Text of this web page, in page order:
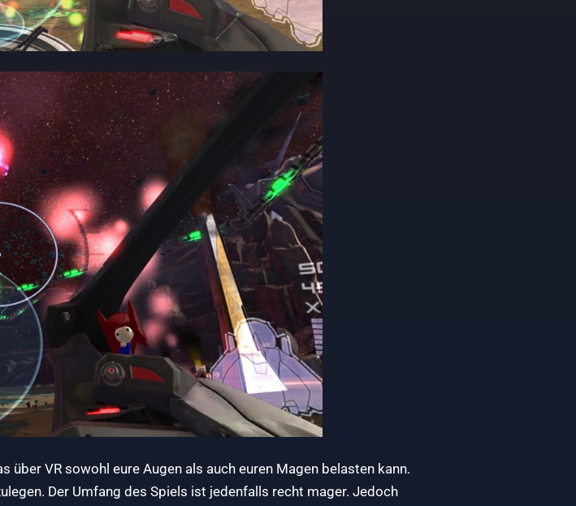
VR sowohl eure Augen als auch euren Magen belasten kann.
Der Umfang des Spiels ist jedenfalls recht mager. Jedoch